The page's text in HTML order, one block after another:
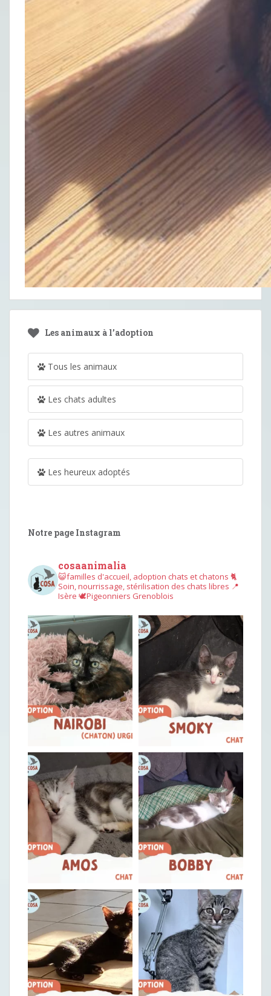
Les animaux à l’adoption
Tous les animaux
Les chats adultes
Les autres animaux
Les heureux adoptés
Notre page Instagram
cosaanimalia
😺familles d'accueil, adoption chats et chatons 🐈
Soin, nourrissage, stérilisation des chats libres 📍
Isère 🕊︎Pigeonniers Grenoblois